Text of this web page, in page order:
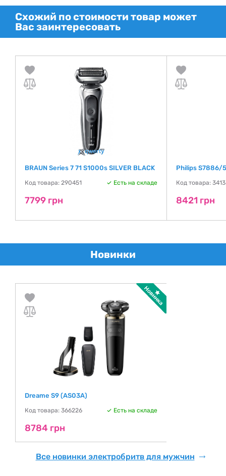
Схожий по стоимости товар может
Вас заинтересовать
BRAUN Series 7 71 S1000s SILVER BLACK
Код товара: 290451 Есть на складе
7799 грн
Philips S7886/
Код товара:
8421 грн
Новинки
Dreame S9 (AS03A)
Код товара: 366226 Есть на складе
8784 грн
Все новинки электробритв для мужчин